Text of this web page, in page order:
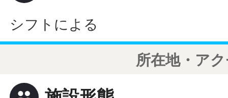
シフトによる
所在地・ア